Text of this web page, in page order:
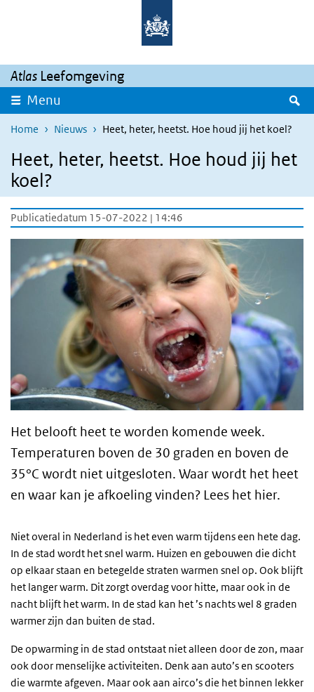
Overslaan en naar de inhoud gaan
Atlas Leefomgeving
Menu
Home Nieuws Heet, heter, heetst. Hoe houd jij het koel?
Heet, heter, heetst. Hoe houd jij het
koel?
Publicatiedatum 15-07-2022 | 14:46
Het belooft heet te worden komende week.
Temperaturen boven de 30 graden en boven de
35°C wordt niet uitgesloten. Waar wordt het heet
en waar kan je afkoeling vinden? Lees het hier.
Niet overal in Nederland is het even warm tijdens een hete dag.
In de stad wordt het snel warm. Huizen en gebouwen die dicht
op elkaar staan en betegelde straten warmen snel op. Ook blijft
het langer warm. Dit zorgt overdag voor hitte, maar ook in de
nacht blijft het warm. In de stad kan het ’s nachts wel 8 graden
warmer zijn dan buiten de stad.
De opwarming in de stad ontstaat niet alleen door de zon, maar
ook door menselijke activiteiten. Denk aan auto’s en scooters
die warmte afgeven. Maar ook aan airco’s die het binnen lekker